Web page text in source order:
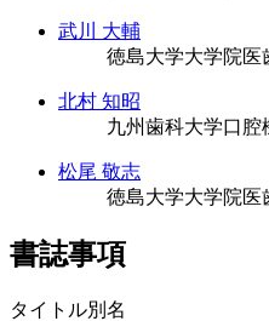
武川 大輔
徳島大学大学院医
北村 知昭
九州歯科大学口腔
松尾 敬志
徳島大学大学院医
書誌事項
タイトル別名